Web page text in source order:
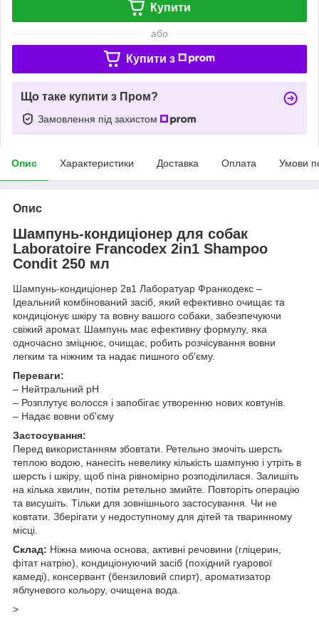
Купити
або
Купити з
Що таке купити з Пром?
Замовлення під захистом
Опис Характеристики Доставка Оплата Умови
Опис
Шампунь-кондиціонер для собак
Laboratoire Francodex 2in1 Shampoo
Condit 250 мл
Шампунь-кондиціонер 2в1 Лаборатуар Франкодекс –
Ідеальний комбінований засіб, який ефективно очищає та
кондиціонує шкіру та вовну вашого собаки, забезпечуючи
свіжий аромат. Шампунь має ефективну формулу, яка
одночасно зміцнює, очищає, робить розчісування вовни
легким та ніжним та надає пишного об'єму.
Переваги:
– Нейтральний pH
– Розплутує волосся і запобігає утворенню нових ковтунів.
– Надає вовни об'єму
Застосування:
Перед використанням збовтати. Ретельно змочіть шерсть
теплою водою, нанесіть невелику кількість шампуню і утріть в
шерсть і шкіру, щоб піна рівномірно розподілилася. Залишіть
на кілька хвилин, потім ретельно змийте. Повторіть операцію
та висушіть. Тільки для зовнішнього застосування. Чи не
ковтати. Зберігати у недоступному для дітей та тваринному
місці.
Склад: Ніжна миюча основа, активні речовини (гліцерин,
фітат натрію), кондиціонуючий засіб (похідний гуарової
камеді), консервант (бензиловий спирт), ароматизатор
яблуневого кольору, очищена вода.
>